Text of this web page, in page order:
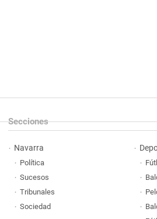
Secciones
Navarra
Política
Sucesos
Tribunales
Sociedad